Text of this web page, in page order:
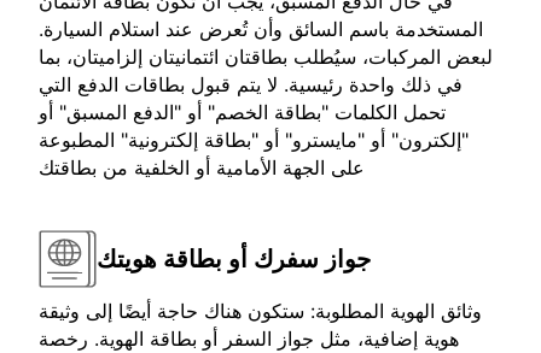
المستخدمة باسم السائق وأن تُعرض عند استلام السيارة.
لبعض المركبات، سيُطلب بطاقتان ائتمانيتان إلزاميتان، بما
في ذلك واحدة رئيسية. لا يتم قبول بطاقات الدفع التي
تحمل الكلمات "بطاقة الخصم" أو "الدفع المسبق" أو
"إلكترون" أو "مايسترو" أو "بطاقة إلكترونية" المطبوعة
على الجهة الأمامية أو الخلفية من بطاقتك
جواز سفرك أو بطاقة هويتك
وثائق الهوية المطلوبة: ستكون هناك حاجة أيضًا إلى وثيقة
هوية إضافية، مثل جواز السفر أو بطاقة الهوية. رخصة